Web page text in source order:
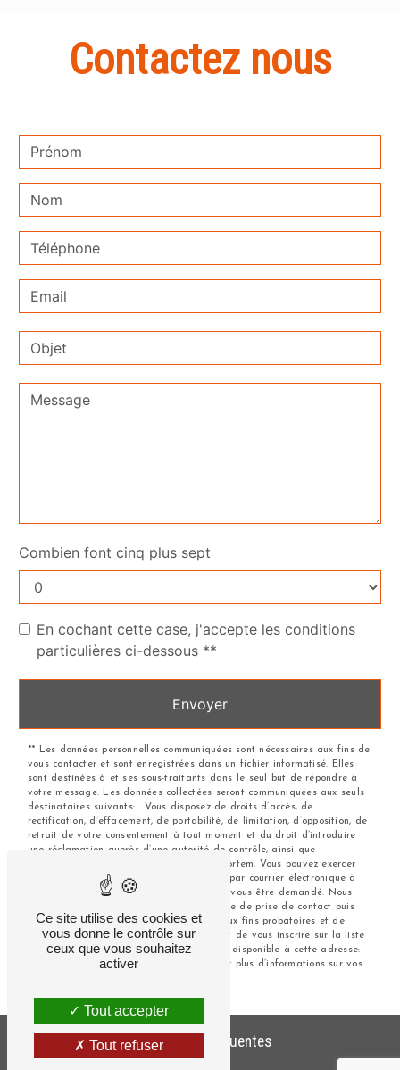
Contactez nous
Combien font cinq plus sept
En cochant cette case, j'accepte les conditions
particulières ci-dessous **
Envoyer
** Les données personnelles communiquées sont nécessaires aux fins de
vous contacter et sont enregistrées dans un fichier informatisé. Elles
sont destinées à et ses sous-traitants dans le seul but de répondre à
votre message. Les données collectées seront communiquées aux seuls
destinataires suivants: . Vous disposez de droits d’accès, de
rectification, d’effacement, de portabilité, de limitation, d’opposition, de
retrait de votre consentement à tout moment et du droit d’introduire
une réclamation auprès d’une autorité de contrôle, ainsi que
d’organiser le sort de vos données post-mortem. Vous pouvez exercer
ces droits par voie postale à l'adresse ou par courrier électronique à
l'adresse . Un justificatif d'identité pourra vous être demandé. Nous
conservons vos données pendant la période de prise de contact puis
pendant la durée de prescription légale aux fins probatoires et de
gestion des contentieux. Vous avez le droit de vous inscrire sur la liste
d'opposition au démarchage téléphonique, disponible à cette adresse:
. Consultez le site cnil.fr pour plus d’informations sur vos
Recherches fréquentes
Ce site utilise des cookies et
vous donne le contrôle sur
ceux que vous souhaitez
activer
Tout accepter
Tout refuser